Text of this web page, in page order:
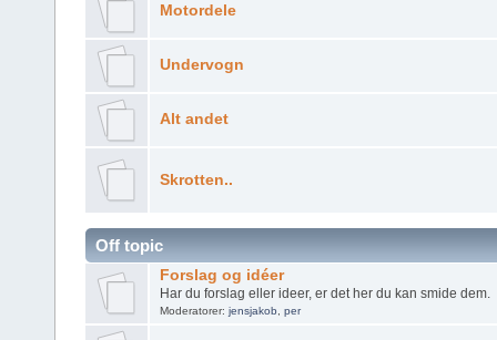
Motordele
Undervogn
Alt andet
Skrotten..
Off topic
Forslag og idéer
Har du forslag eller ideer, er det her du kan smide dem.
Moderatorer: jensjakob per